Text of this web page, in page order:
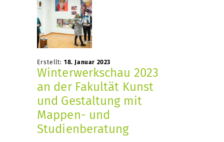
Erstellt: 18. Januar 2023
Winterwerkschau 2023
an der Fakultät Kunst
und Gestaltung mit
Mappen- und
Studienberatung